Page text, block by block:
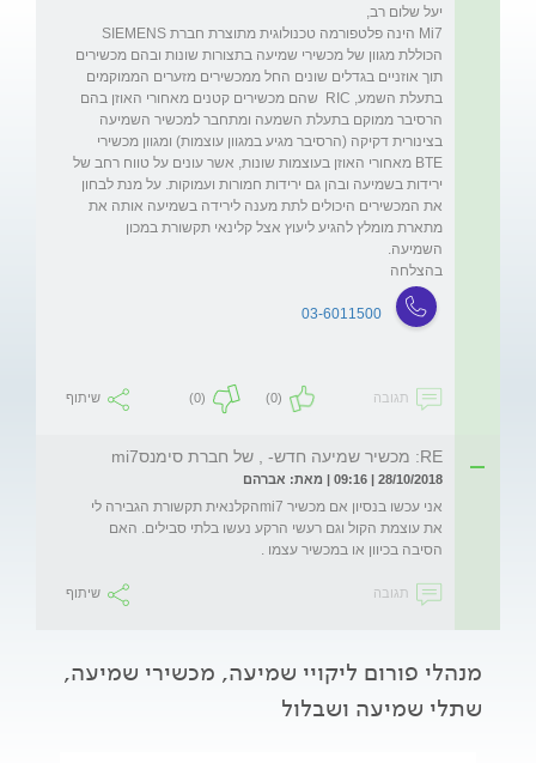
הכוללת מגוון של מכשירי שמיעה בתצורות שונות ובהם מכשירים
תוך אוזניים בגדלים שונים החל ממכשירים מזערים הממוקמים
בתעלת השמע, RIC  שהם מכשירים קטנים מאחורי האוזן בהם
הרסיבר ממוקם בתעלת השמעה ומתחבר למכשיר השמיעה
בצינורית דקיקה (הרסיבר מגיע במגוון עוצמות) ומגוון מכשירי
BTE מאחורי האוזן בעוצמות שונות, אשר עונים על טווח רחב של
ירידות בשמיעה ובהן גם ירידות חמורות ועמוקות. על מנת לבחון
את המכשירים היכולים לתת מענה לירידה בשמיעה אותה את
מתארת מומלץ להגיע ליעוץ אצל קלינאי תקשורת במכון
בהצלחה
03-6011500
תגובה (0)
(0) שיתוף
RE: מכשיר שמיעה חדש- , של חברת סימנסmi7
28/10/2018 | 09:16 | מאת: אברהם
אני עכשו בנסיון אם מכשיר mi7הקלנאית תקשורת הגבירה לי
את עוצמת הקול וגם רעשי הרקע נעשו בלתי סבילים. האם
הסיבה בכיוון או במכשיר עצמו .
תגובה שיתוף
מנהלי פורום ליקויי שמיעה, מכשירי שמיעה,
שתלי שמיעה ושבלול